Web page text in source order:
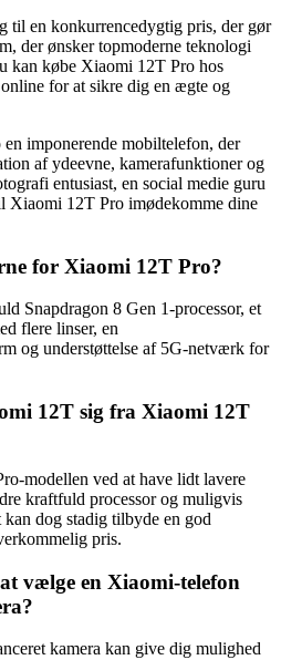
til en konkurrencedygtig pris, der gør
der ønsker topmoderne teknologi
kan købe Xiaomi 12T Pro hos
for at sikre dig en ægte og
imponerende mobiltelefon, der
af ydeevne, kamerafunktioner og
entusiast, en social medie guru
Xiaomi 12T Pro imødekomme dine
for Xiaomi 12T Pro?
Snapdragon 8 Gen 1-processor, et
flere linser, en
og understøttelse af 5G-netværk for
12T sig fra Xiaomi 12T
modellen ved at have lidt lavere
kraftfuld processor og muligvis
dog stadig tilbyde en god
pris.
vælge en Xiaomi-telefon
kamera kan give dig mulighed